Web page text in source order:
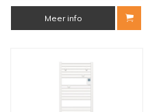
Meer info